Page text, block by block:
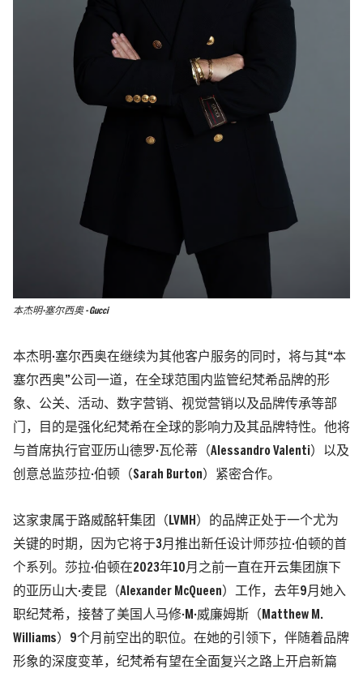
本杰明·塞尔西奥 - Gucci
本杰明·塞尔西奥在继续为其他客户服务的同时，将与其“本
塞尔西奥”公司一道，在全球范围内监管纪梵希品牌的形
象、公关、活动、数字营销、视觉营销以及品牌传承等部
门，目的是强化纪梵希在全球的影响力及其品牌特性。他将
与首席执行官亚历山德罗·瓦伦蒂（Alessandro Valenti）以及
创意总监莎拉·伯顿（Sarah Burton）紧密合作。
这家隶属于路威酩轩集团（LVMH）的品牌正处于一个尤为
关键的时期，因为它将于3月推出新任设计师莎拉·伯顿的首
个系列。莎拉·伯顿在2023年10月之前一直在开云集团旗下
的亚历山大·麦昆（Alexander McQueen）工作，去年9月她入
职纪梵希，接替了美国人马修·M·威廉姆斯（Matthew M.
Williams）9个月前空出的职位。在她的引领下，伴随着品牌
形象的深度变革，纪梵希有望在全面复兴之路上开启新篇